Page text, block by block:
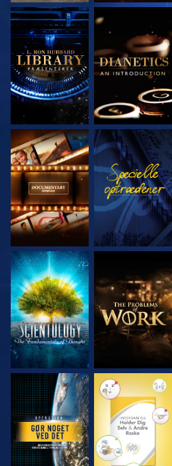
UDFORSK SERIEN UDFORSK SERIEN
UDFORSK SERIEN SE
UDFORSK SERIEN UDFORSK SERIEN
SE SE